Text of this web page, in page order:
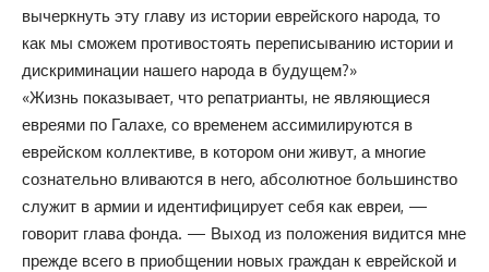
вычеркнуть эту главу из истории еврейского народа, то
как мы сможем противостоять переписыванию истории и
дискриминации нашего народа в будущем?»
«Жизнь показывает, что репатрианты, не являющиеся
евреями по Галахе, со временем ассимилируются в
еврейском коллективе, в котором они живут, а многие
сознательно вливаются в него, абсолютное большинство
служит в армии и идентифицирует себя как евреи, —
говорит глава фонда. — Выход из положения видится мне
прежде всего в приобщении новых граждан к еврейской и